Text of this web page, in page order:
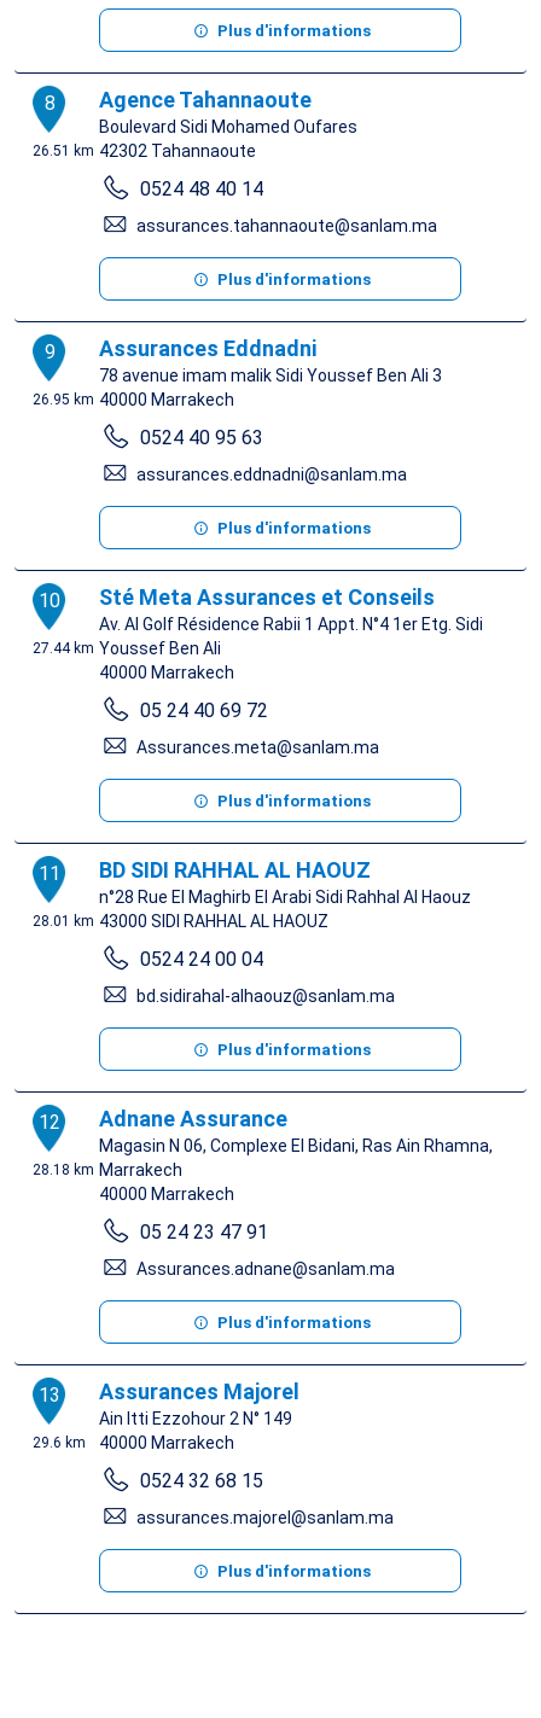
Plus d'informations
8
26.51 km
Agence Tahannaoute
Boulevard Sidi Mohamed Oufares
42302 Tahannaoute
0524 48 40 14
assurances.tahannaoute@sanlam.ma
Plus d'informations
9
26.95 km
Assurances Eddnadni
78 avenue imam malik Sidi Youssef Ben Ali 3
40000 Marrakech
0524 40 95 63
assurances.eddnadni@sanlam.ma
Plus d'informations
10
27.44 km
Sté Meta Assurances et Conseils
Av. Al Golf Résidence Rabii 1 Appt. N°4 1er Etg. Sidi
Youssef Ben Ali
40000 Marrakech
05 24 40 69 72
Assurances.meta@sanlam.ma
Plus d'informations
11
28.01 km
BD SIDI RAHHAL AL HAOUZ
n°28 Rue El Maghirb El Arabi Sidi Rahhal Al Haouz
43000 SIDI RAHHAL AL HAOUZ
0524 24 00 04
bd.sidirahal-alhaouz@sanlam.ma
Plus d'informations
12
28.18 km
Adnane Assurance
Magasin N 06, Complexe El Bidani, Ras Ain Rhamna,
Marrakech
40000 Marrakech
05 24 23 47 91
Assurances.adnane@sanlam.ma
Plus d'informations
13
29.6 km
Assurances Majorel
Ain Itti Ezzohour 2 N° 149
40000 Marrakech
0524 32 68 15
assurances.majorel@sanlam.ma
Plus d'informations